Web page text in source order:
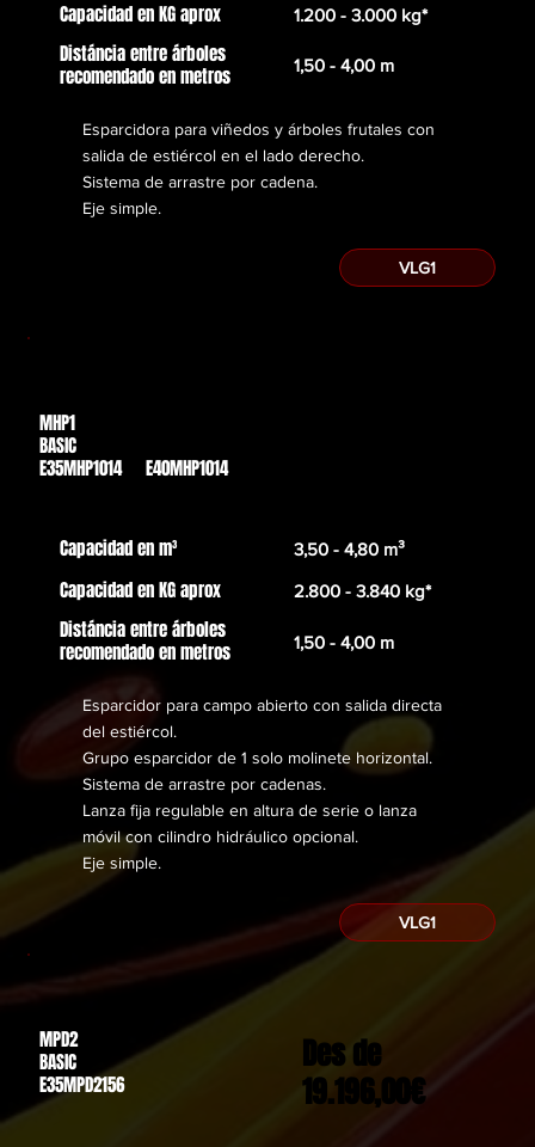
Capacidad en KG aprox 1.200 - 3.000 kg*
Distáncia entre árboles
recomendado en metros
1,50 - 4,00 m
Esparcidora para viñedos y árboles frutales con
salida de estiércol en el lado derecho.
Sistema de arrastre por cadena.
Eje simple.
VLG1
MHP1
BASIC
E35MHP1014 E40MHP1014
Capacidad en m³ 3,50 - 4,80 m³
Capacidad en KG aprox 2.800 - 3.840 kg*
Distáncia entre árboles
recomendado en metros
1,50 - 4,00 m
Esparcidor para campo abierto con salida directa
del estiércol.
Grupo esparcidor de 1 solo molinete horizontal.
Sistema de arrastre por cadenas.
Lanza fija regulable en altura de serie o lanza
móvil con cilindro hidráulico opcional.
Eje simple.
VLG1
MPD2
BASIC
E35MPD2156
Des de
19.196,00€